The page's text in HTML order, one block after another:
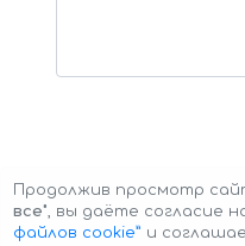
Продолжив просмотр
все", вы даёте согласие
файлов cookie” и